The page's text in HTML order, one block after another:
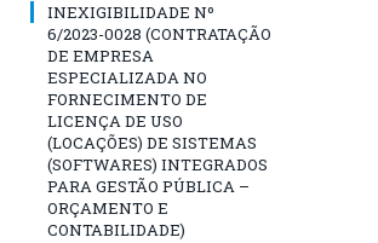
INEXIGIBILIDADE Nº
6/2023-0028 (CONTRATAÇÃO
DE EMPRESA
ESPECIALIZADA NO
FORNECIMENTO DE
LICENÇA DE USO
(LOCAÇÕES) DE SISTEMAS
(SOFTWARES) INTEGRADOS
PARA GESTÃO PÚBLICA –
ORÇAMENTO E
CONTABILIDADE)